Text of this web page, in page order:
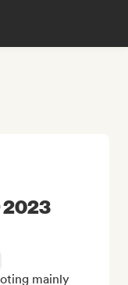
2023
mainly